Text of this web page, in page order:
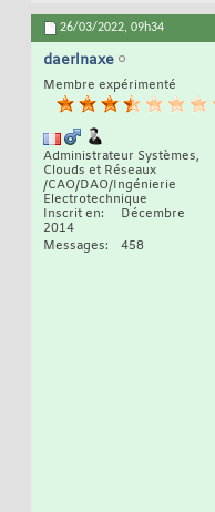
26/03/2022, 09h34
daerlnaxe
Membre expérimenté
Administrateur Systèmes,
Clouds et Réseaux
/CAO/DAO/Ingénierie
Electrotechnique
Inscrit en
Décembre
2014
Messages
458